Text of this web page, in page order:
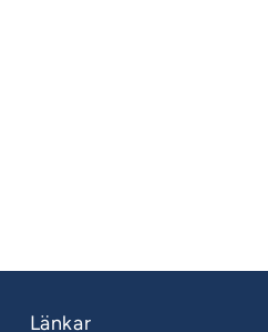
Länkar